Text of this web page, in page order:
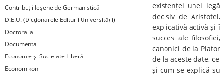
Contribuţii Ieşene de Germanistică
D.E.U. (Dicţionarele Editurii Universităţii)
Doctoralia
Documenta
Economie şi Societate Liberă
Economikon
existenței unei
decisiv de
explicativă activă și
succes ale
canonici de la
de la aceste date,
și cum se explică